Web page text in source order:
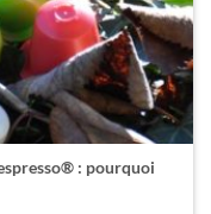
: pourquoi